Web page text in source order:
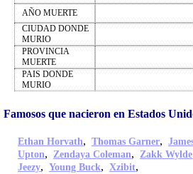
AÑO MUERTE
CIUDAD DONDE
MURIO
PROVINCIA
MUERTE
PAIS DONDE
MURIO
Famosos que nacieron en Estados
Ethan Horvath, Thomas Garner,
Upton, Zendaya Coleman, Zakk Wylde
Jeezy, Young Buck, Xzibit,